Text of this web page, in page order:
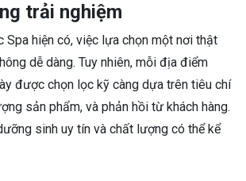
trải nghiệm
Spa hiện có, việc lựa chọn một nơi thật
dễ dàng. Tuy nhiên, mỗi địa điểm
được chọn lọc kỹ càng dựa trên tiêu chí
sản phẩm, và phản hồi từ khách hàng.
sinh uy tín và chất lượng có thể kể